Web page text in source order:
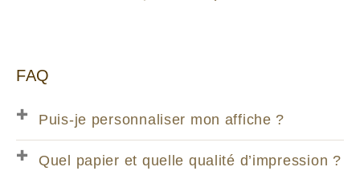
FAQ
Puis-je personnaliser mon affiche ?
Quel papier et quelle qualité d’impression ?